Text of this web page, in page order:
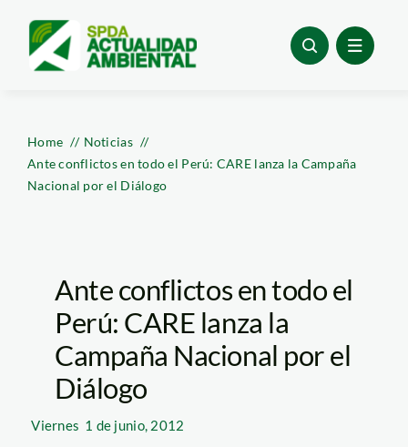
content
Home
Noticias
Ante conflictos en todo el Perú: CARE lanza la Campaña
Nacional por el Diálogo
Ante conflictos en todo el
Perú: CARE lanza la
Campaña Nacional por el
Diálogo
Viernes 1 de junio, 2012